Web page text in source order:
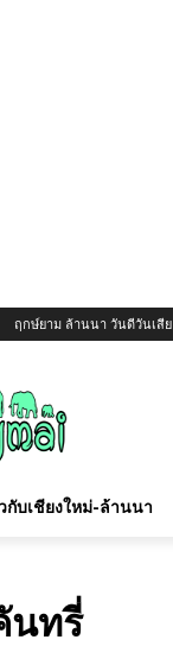
ฤกษ์ยาม ล้านนา วันดีวันเสีย
กับเชียงใหม่-ล้านนา
นทรี่